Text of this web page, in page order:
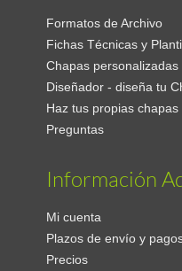
Formatos de Archivo
Fichas Técnicas y
Chapas personalizadas
Diseñador - diseña tu
Haz tus propias chapas
Preguntas
Información
Mi cuenta
Plazos de envío y
Precios